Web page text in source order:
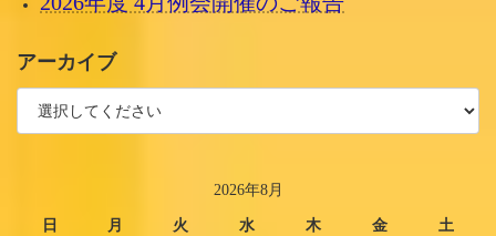
アーカイブ
2026年8月
日 月 火 水 木 金 土